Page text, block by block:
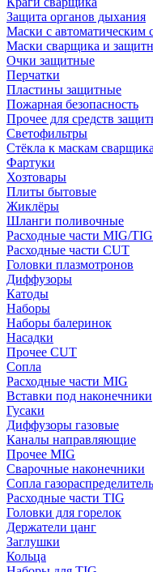
Защита органов дыхания
Маски с автоматическим
Маски сварщика и
Очки защитные
Перчатки
Пластины защитные
Пожарная безопасность
Прочее для средств
Светофильтры
Стёкла к маскам сварщика
Фартуки
Хозтовары
Плиты бытовые
Жиклёры
Шланги поливочные
Расходные части MIG/
Расходные части CUT
Головки плазмотронов
Диффузоры
Катоды
Наборы
Наборы балеринок
Насадки
Прочее CUT
Сопла
Расходные части MIG
Вставки под наконечники
Гусаки
Диффузоры газовые
Каналы направляющие
Прочее MIG
Сварочные наконечники
Сопла
Расходные части TIG
Головки для горелок
Держатели цанг
Заглушки
Кольца